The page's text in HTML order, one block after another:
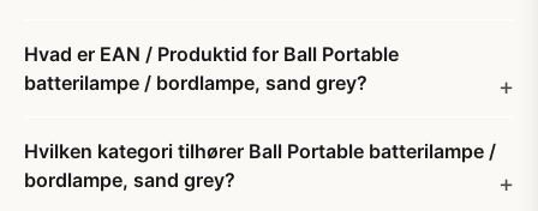
Hvad er EAN / Produktid for Ball Portable
batterilampe / bordlampe, sand grey?
Hvilken kategori tilhører Ball Portable batterilampe /
bordlampe, sand grey?